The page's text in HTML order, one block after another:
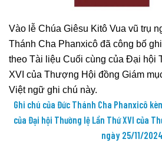
Vào lễ Chúa Giêsu Kitô Vua vũ trụ
Thánh Cha Phanxicô đã công bố
theo Tài liệu Cuối cùng của Đại hội
XVI của Thượng Hội đồng Giám
Việt ngữ ghi chú này.
Ghi chú của Đức Thánh Cha Phanxicô
của Đại hội Thường lệ Lần Thứ XVI của
ngày 25/11/2024